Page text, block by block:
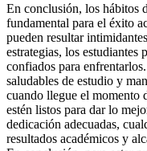
En conclusión, los hábitos
fundamental para el éxito
pueden resultar
estrategias, los estudiantes
confiados para
saludables de estudio y
cuando llegue el momento
estén listos para dar lo
dedicación adecuadas,
resultados académicos y